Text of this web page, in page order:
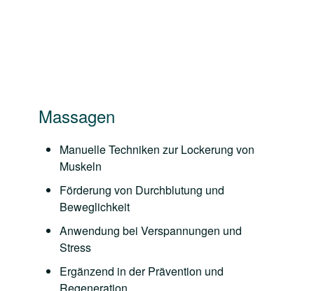
Massagen
Manuelle Techniken zur Lockerung von
Muskeln
Förderung von Durchblutung und
Beweglichkeit
Anwendung bei Verspannungen und
Stress
Ergänzend in der Prävention und
Regeneration